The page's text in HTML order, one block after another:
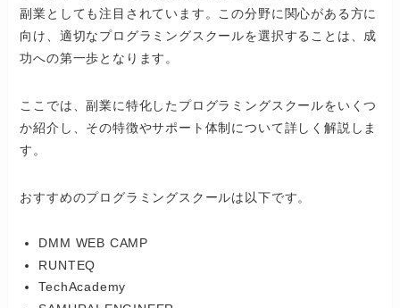
副業としても注目されています。この分野に関心がある方に
向け、適切なプログラミングスクールを選択することは、成
功への第一歩となります。
ここでは、副業に特化したプログラミングスクールをいくつ
か紹介し、その特徴やサポート体制について詳しく解説しま
す。
おすすめのプログラミングスクールは以下です。
DMM WEB CAMP
RUNTEQ
TechAcademy